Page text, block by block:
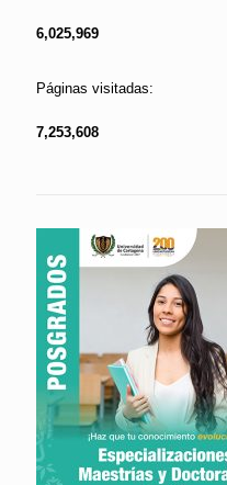
6,025,969
Páginas visitadas:
7,253,608